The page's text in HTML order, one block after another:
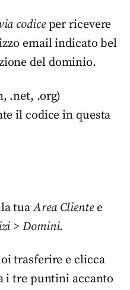
codiceper ricevere
email indicato bel
del dominio.
.net, .org)
il codice in questa
tuaArea Clientee
> Domini.
trasferire e clicca
i tre puntini accanto